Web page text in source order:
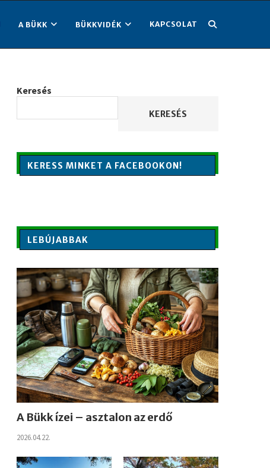
A BÜKK BÜKKVIDÉK KAPCSOLAT
Keresés
KERESÉS
KERESS MINKET A FACEBOOKON!
LEBÚJABBAK
A Bükk ízei – asztalon az erdő
2026.04.22.